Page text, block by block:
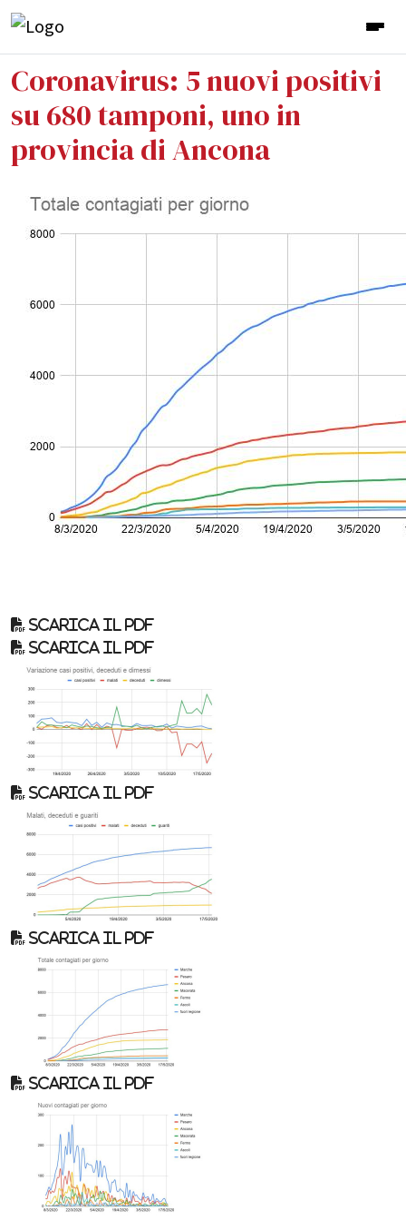
Coronavirus: 5 nuovi positivi
su 680 tamponi, uno in
provincia di Ancona
Scarica il pdf
Scarica il pdf
Scarica il pdf
Scarica il pdf
Scarica il pdf